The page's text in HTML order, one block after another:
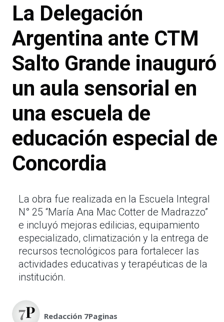
La Delegación
Argentina ante CTM
Salto Grande inauguró
un aula sensorial en
una escuela de
educación especial de
Concordia
La obra fue realizada en la Escuela Integral
N° 25 “María Ana Mac Cotter de Madrazzo”
e incluyó mejoras edilicias, equipamiento
especializado, climatización y la entrega de
recursos tecnológicos para fortalecer las
actividades educativas y terapéuticas de la
institución.
Redacción 7Paginas